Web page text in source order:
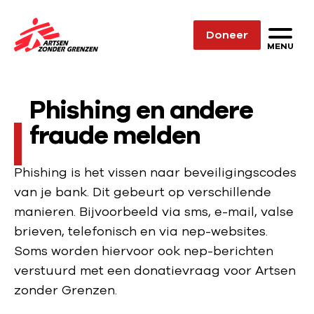
Sla navigatie over
N
d
h
o
m
e
p
a
g
e
Doneer
MENU
Phishing en andere
fraude melden
Phishing is het vissen naar beveiligingscodes
van je bank. Dit gebeurt op verschillende
manieren. Bijvoorbeeld via sms, e-mail, valse
brieven, telefonisch en via nep-websites.
Soms worden hiervoor ook nep-berichten
verstuurd met een donatievraag voor Artsen
zonder Grenzen.